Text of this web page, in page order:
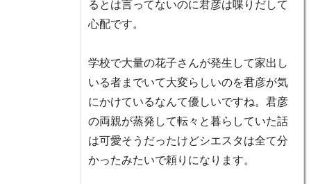
るとは言ってないのに君彦は喋りだして
心配です。
学校で大量の花子さんが発生して家出し
いる者までいて大変らしいのを君彦が気
にかけているなんて優しいですね。君彦
の両親が蒸発して転々と暮らしていた話
は可愛そうだったけどシエスタは全て分
かったみたいで頼りになります。